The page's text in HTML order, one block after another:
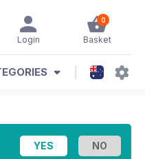
0
Basket
Login